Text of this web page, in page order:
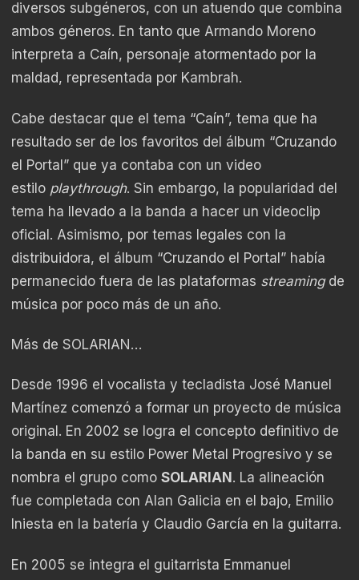
diversos subgéneros, con un atuendo que combina
ambos géneros. En tanto que Armando Moreno
interpreta a Caín, personaje atormentado por la
maldad, representada por Kambrah.
Cabe destacar que el tema “Caín”, tema que ha
resultado ser de los favoritos del álbum “Cruzando
el Portal” que ya contaba con un video
estilo playthrough. Sin embargo, la popularidad del
tema ha llevado a la banda a hacer un videoclip
oficial. Asimismo, por temas legales con la
distribuidora, el álbum “Cruzando el Portal” había
permanecido fuera de las plataformas streamingde
música por poco más de un año.
Más de SOLARIAN…
Desde 1996 el vocalista y tecladista José Manuel
Martínez comenzó a formar un proyecto de música
original. En 2002 se logra el concepto definitivo de
la banda en su estilo Power Metal Progresivo y se
nombra el grupo como SOLARIAN . La alineación
fue completada con Alan Galicia en el bajo, Emilio
Iniesta en la batería y Claudio García en la guitarra.
En 2005 se integra el guitarrista Emmanuel